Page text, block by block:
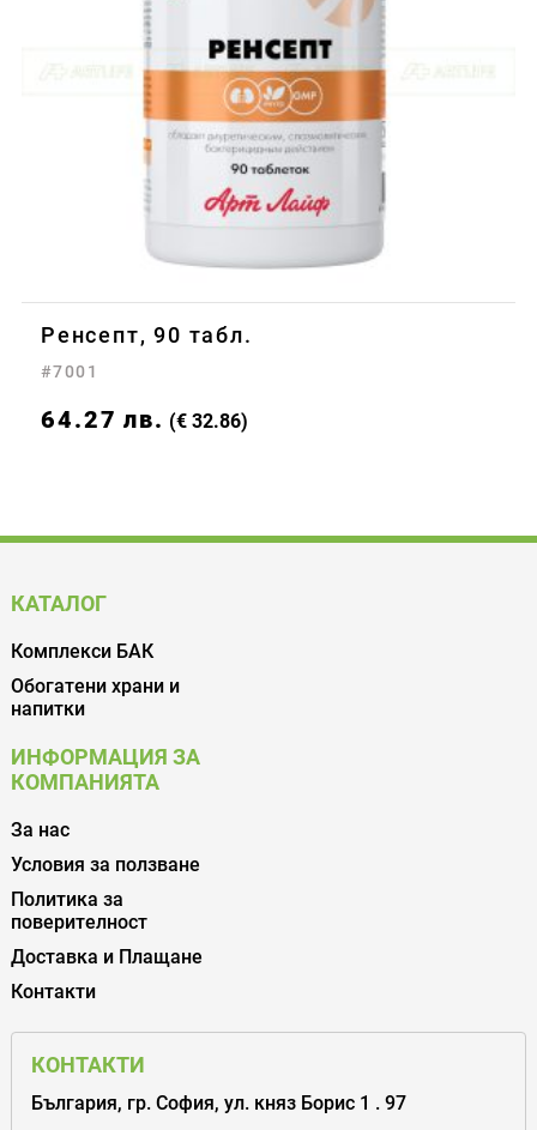
Ренсепт, 90 табл.
#7001
64.27 лв. (€ 32.86)
КАТАЛОГ
Комплекси БАК
Обогатени храни и
напитки
ИНФОРМАЦИЯ ЗА
КОМПАНИЯТА
За нас
Условия за ползване
Политика за
поверителност
Доставка и Плащане
Контакти
КОНТАКТИ
България, гр. София, ул. княз Борис 1 . 97